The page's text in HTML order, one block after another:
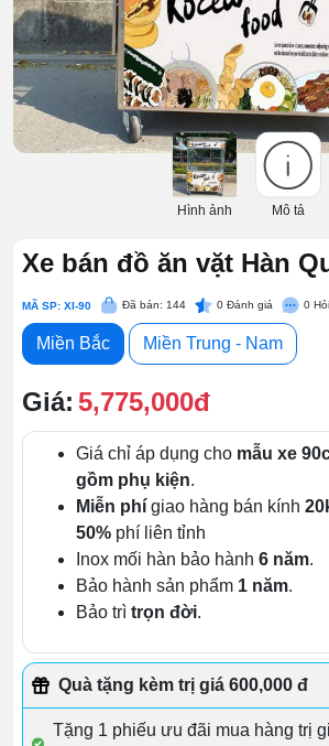
Hình ảnh Mô tả
Xe bán đồ ăn vặt Hàn
MÃ SP: XI-90 Đã bán: 144 0 Đánh giá 0
Miền Bắc Miền Trung - Nam
Giá: 5,775,000đ
Giá chỉ áp dụng cho mẫu xe
gồm phụ kiện.
Miễn phí giao hàng bán kính
50% phí liên tỉnh
Inox mối hàn bảo hành 6 năm.
Bảo hành sản phẩm 1 năm.
Bảo trì trọn đời.
Quà tặng kèm trị giá 600,000 đ
Tặng 1 phiếu ưu đãi mua hàng trị